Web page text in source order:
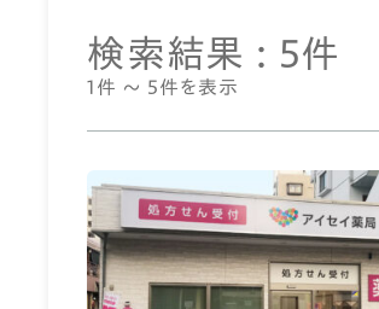
検索結果 : 5件
1件 ～ 5件を表示